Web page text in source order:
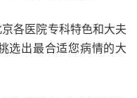
各医院专科特色和大夫
选出最合适您病情的大